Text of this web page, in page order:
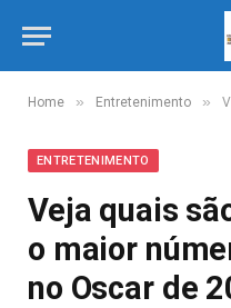
Home » Entretenimento »
ENTRETENIMENTO
Veja quais
o maior
no Oscar de